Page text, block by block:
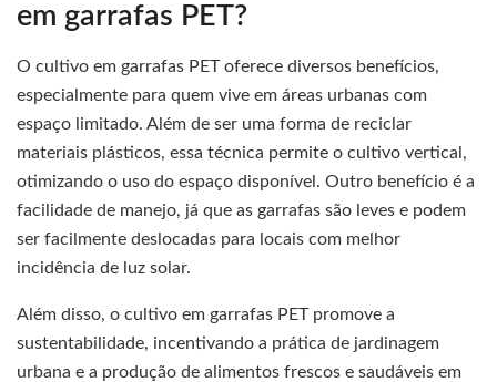
em garrafas PET?
O cultivo em garrafas PET oferece diversos benefícios,
especialmente para quem vive em áreas urbanas com
espaço limitado. Além de ser uma forma de reciclar
materiais plásticos, essa técnica permite o cultivo vertical,
otimizando o uso do espaço disponível. Outro benefício é a
facilidade de manejo, já que as garrafas são leves e podem
ser facilmente deslocadas para locais com melhor
incidência de luz solar.
Além disso, o cultivo em garrafas PET promove a
sustentabilidade, incentivando a prática de jardinagem
urbana e a produção de alimentos frescos e saudáveis em